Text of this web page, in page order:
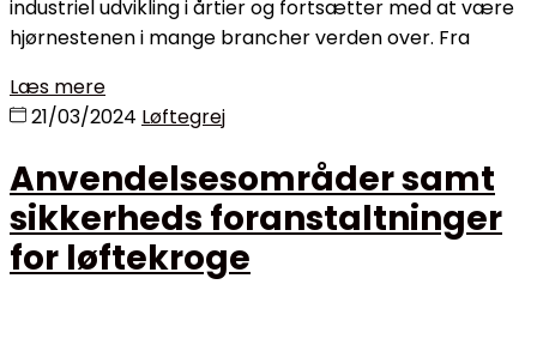
industriel udvikling i årtier og fortsætter med at være
hjørnestenen i mange brancher verden over. Fra
Læs mere
21/03/2024 Løftegrej
Anvendelsesområder samt
sikkerheds foranstaltninger
for løftekroge